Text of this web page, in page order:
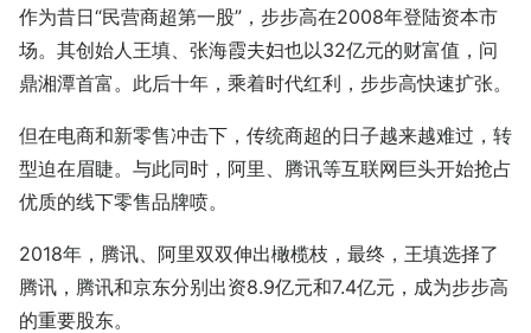
作为昔日“民营商超第一股”，步步高在2008年登陆资本市
场。其创始人王填、张海霞夫妇也以32亿元的财富值，问
鼎湘潭首富。此后十年，乘着时代红利，步步高快速扩张。
但在电商和新零售冲击下，传统商超的日子越来越难过，转
型迫在眉睫。与此同时，阿里、腾讯等互联网巨头开始抢占
优质的线下零售品牌喷。
2018年，腾讯、阿里双双伸出橄榄枝，最终，王填选择了
腾讯，腾讯和京东分别出资8.9亿元和7.4亿元，成为步步高
的重要股东。